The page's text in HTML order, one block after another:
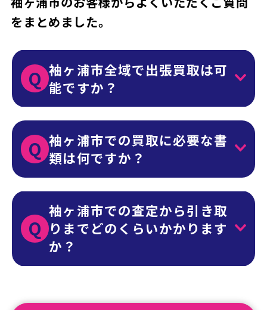
をまとめました。
Q 袖ヶ浦市全域で出張買取は可
能ですか？
Q 袖ヶ浦市での買取に必要な書
類は何ですか？
Q
袖ヶ浦市での査定から引き取
りまでどのくらいかかります
か？